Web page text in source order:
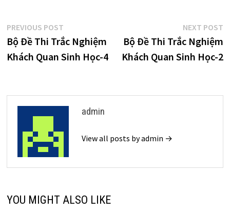
Điều
hướng
PREVIOUS POSTPrevious
post:
Bộ Đề Thi Trắc Nghiệm
Khách Quan Sinh Học-4
NEXT POST
Bộ Đề Thi Trắc Nghiệm
Khách Quan Sinh Học-2
admin
View all posts by admin →
YOU MIGHT ALSO LIKE